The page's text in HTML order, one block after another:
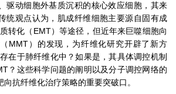
驱动细胞外基质沉积的核心效应细胞，其来
统观点认为，肌成纤维细胞主要源自固有成
转化（EMT）等途径，但近年来巨噬细胞向
MMT）的发现，为纤维化研究开辟了新方
在于肺纤维化中？如果是，其具体调控机制
？这些科学问题的阐明以及分子调控网络的
抗纤维化治疗策略的重要突破口。